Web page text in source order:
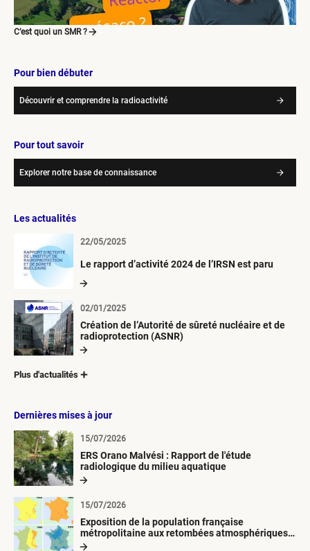
C’est quoi un SMR ?
Pour bien débuter
Découvrir et comprendre la radioactivité
Pour tout savoir
Explorer notre base de connaissance
Les actualités
Le rapport d’activité 2024 de l’IRSN est paru
22/05/2025
Création de l’Autorité de sûreté nucléaire et de
radioprotection (ASNR)
02/01/2025
Plus d'actualités
Dernières mises à jour
ERS Orano Malvési : Rapport de l'étude
radiologique du milieu aquatique
15/07/2026
Exposition de la population française
métropolitaine aux retombées atmosphériques
radioactives depuis 1945
15/07/2026